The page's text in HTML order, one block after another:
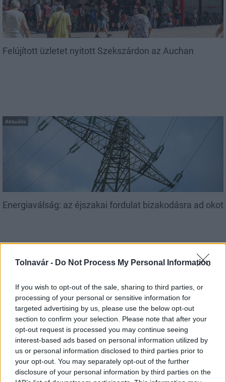
Tolnavár - Do Not Process My Personal Information
If you wish to opt-out of the sale, sharing to third parties, or
processing of your personal or sensitive information for
targeted advertising by us, please use the below opt-out
section to confirm your selection. Please note that after your
opt-out request is processed you may continue seeing
interest-based ads based on personal information utilized by
us or personal information disclosed to third parties prior to
your opt-out. You may separately opt-out of the further
disclosure of your personal information by third parties on the
Felújított üzletet nyitott Szekszárdon az Auchan
Aktuális
Energiaválság: az éjszakai fordulat bizakodásra ad okot
Paks: hétfőn és talán még kedden üzemben tartható
az utolsó turbina